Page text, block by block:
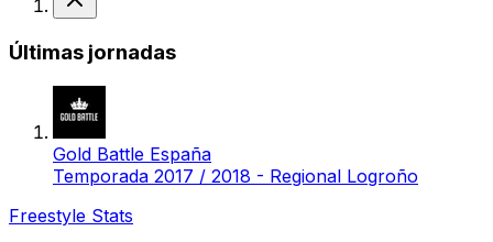
Últimas jornadas
Gold Battle España
Temporada 2017 / 2018 - Regional Logroño
Freestyle Stats